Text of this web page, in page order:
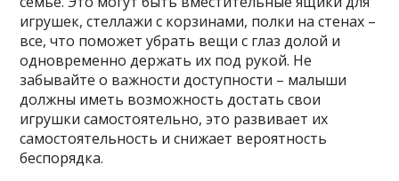
игрушек, стеллажи с корзинами, полки на стенах –
все, что поможет убрать вещи с глаз долой и
одновременно держать их под рукой. Не
забывайте о важности доступности – малыши
должны иметь возможность достать свои
игрушки самостоятельно, это развивает их
самостоятельность и снижает вероятность
беспорядка.